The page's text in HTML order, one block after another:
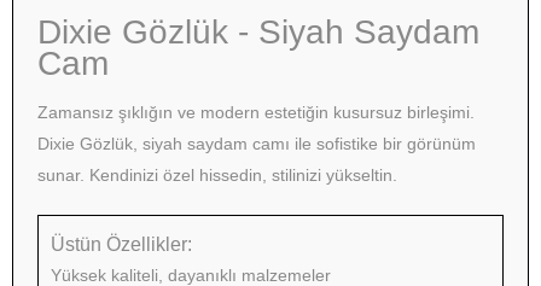
Dixie Gözlük - Siyah Saydam
Cam
Zamansız şıklığın ve modern estetiğin kusursuz birleşimi.
Dixie Gözlük, siyah saydam camı ile sofistike bir görünüm
sunar. Kendinizi özel hissedin, stilinizi yükseltin.
Üstün Özellikler:
Yüksek kaliteli, dayanıklı malzemeler